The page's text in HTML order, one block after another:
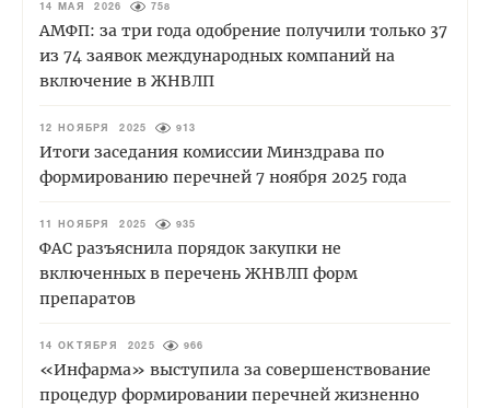
14 МАЯ 2026 758
АМФП: за три года одобрение получили только 37
из 74 заявок международных компаний на
включение в ЖНВЛП
12 НОЯБРЯ 2025 913
Итоги заседания комиссии Минздрава по
формированию перечней 7 ноября 2025 года
11 НОЯБРЯ 2025 935
ФАС разъяснила порядок закупки не
включенных в перечень ЖНВЛП форм
препаратов
14 ОКТЯБРЯ 2025 966
«Инфарма» выступила за совершенствование
процедур формировании перечней жизненно